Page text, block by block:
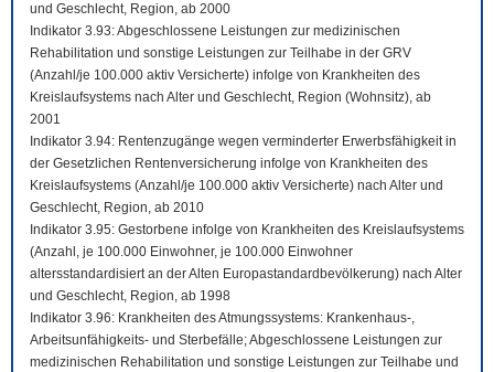
und Geschlecht, Region, ab 2000
Indikator 3.93: Abgeschlossene Leistungen zur medizinischen
Rehabilitation und sonstige Leistungen zur Teilhabe in der GRV
(Anzahl/je 100.000 aktiv Versicherte) infolge von Krankheiten des
Kreislaufsystems nach Alter und Geschlecht, Region (Wohnsitz), ab
2001
Indikator 3.94: Rentenzugänge wegen verminderter Erwerbsfähigkeit in
der Gesetzlichen Rentenversicherung infolge von Krankheiten des
Kreislaufsystems (Anzahl/je 100.000 aktiv Versicherte) nach Alter und
Geschlecht, Region, ab 2010
Indikator 3.95: Gestorbene infolge von Krankheiten des Kreislaufsystems
(Anzahl, je 100.000 Einwohner, je 100.000 Einwohner
altersstandardisiert an der Alten Europastandardbevölkerung) nach Alter
und Geschlecht, Region, ab 1998
Indikator 3.96: Krankheiten des Atmungssystems: Krankenhaus-,
Arbeitsunfähigkeits- und Sterbefälle; Abgeschlossene Leistungen zur
medizinischen Rehabilitation und sonstige Leistungen zur Teilhabe und